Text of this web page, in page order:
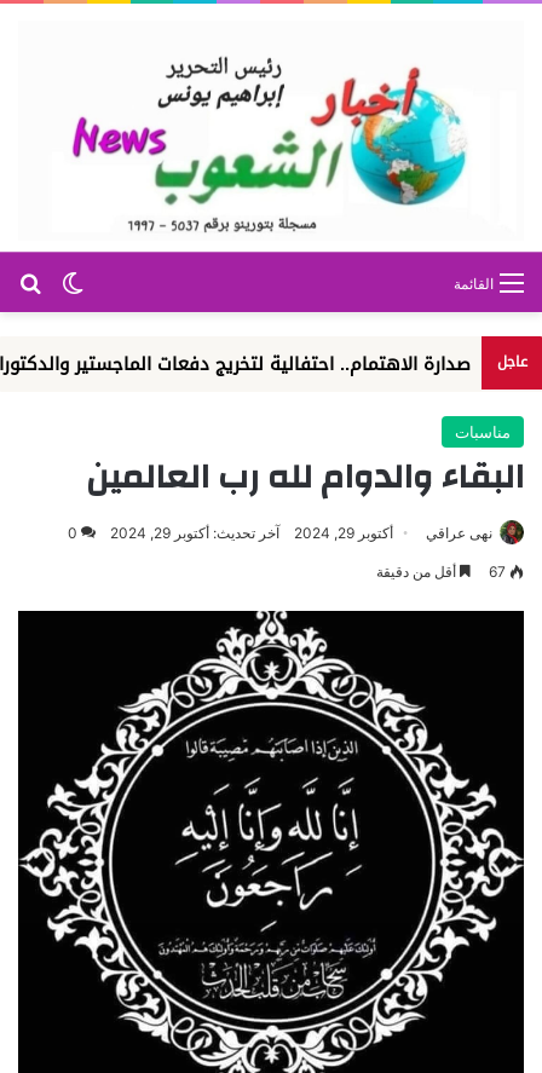
الوضع القائمة
عاجل الاهتمام.. احتفالية لتخريج دفعات الماجستير والدكتوراه
مناسبات
البقاء والدوام لله رب العالمين
نهى عراقي أكتوبر 29, 2024 آخر تحديث: أكتوبر 29, 2024 0
67 أقل من دقيقة